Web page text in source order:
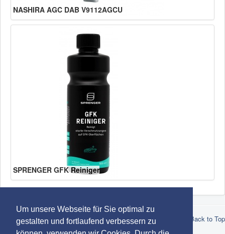
Um unsere Webseite für Sie optimal zu
gestalten und fortlaufend verbessern zu
NASHIRA AGC DAB V9112AGCU
SPRENGER GFK Reiniger
Back to Top
© 2026 Robert Lindemann KG -Datenschutz-Impressum
Marken